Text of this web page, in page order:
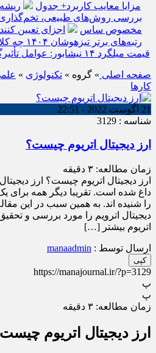
اس(ups)+مزایا معایب کاربرد+ جدول
بررسی روش‌های طبیعی،
مخصوص ساس
اجزای تعیین
رتبه‌های برتر تیزهوشان ۱۴۰۴ چه کلاس‌هایی را انتخاب کردند؟
قیمت میلگرد ۱۴ نیشابور: عوامل تأثیرگذار و پیش‌بینی وضعیت بازار
صفحه اصلی » گروه » تکنولوژی »
کارها
21 آگوست 2022 - 22:51
شناسه : 3129
ارز دیجیتال اتریوم چیست؟
زمان مطالعه: ۳ دقیقه
ارز دیجیتال اتریوم چیست؟ ارز
داغ شده است. تقریبا دیگر همه برای
را شنیده اند. به همین سبب در این
دیجیتال اترویم را مورد بررسی و
اتریوم بیشتر […]
ارسال توسط : manaadmin
کپی
https://manajournal.ir/?p=3129
پ
پ
زمان مطالعه: ۳ دقیقه
ارز دیجیتال اتریوم